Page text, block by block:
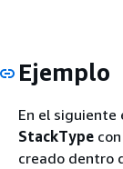
Ejemplo
En el siguiente
StackType
creado dentro